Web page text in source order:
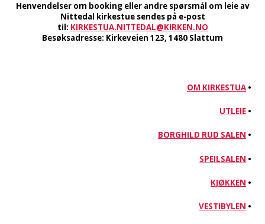
Henvendelser om booking eller andre spørsmål om leie av
Nittedal kirkestue sendes på e-post
til: KIRKESTUA.NITTEDAL@KIRKEN.NO
Besøksadresse: Kirkeveien 123, 1480 Slattum
OM KIRKESTUA •
UTLEIE •
BORGHILD RUD SALEN •
SPEILSALEN •
KJØKKEN •
VESTIBYLEN •